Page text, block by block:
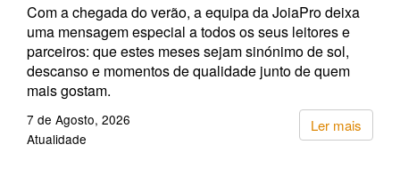
Com a chegada do verão, a equipa da JoiaPro deixa
uma mensagem especial a todos os seus leitores e
parceiros: que estes meses sejam sinónimo de sol,
descanso e momentos de qualidade junto de quem
mais gostam.
Ler mais
7 de Agosto, 2026
Atualidade